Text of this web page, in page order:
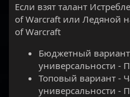
Если взят талант
of Warcraft или Ледяной
of Warcraft
Бюджетный
универсальности -
Топовый вариант -
универсальности -